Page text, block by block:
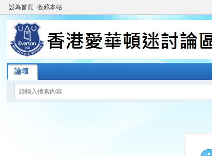
設為首頁 收藏本站
論壇